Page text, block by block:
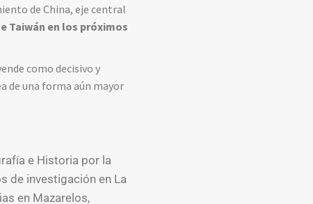
de China, eje central
Taiwán en los próximos
como decisivo y
de una forma aún mayor
e Historia por la
de investigación en La
en Mazarelos,